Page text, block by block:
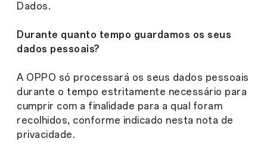
Dados.
Durante quanto tempo guardamos os seus
dados pessoais?
A OPPO só processará os seus dados pessoais
durante o tempo estritamente necessário para
cumprir com a finalidade para a qual foram
recolhidos, conforme indicado nesta nota de
privacidade.